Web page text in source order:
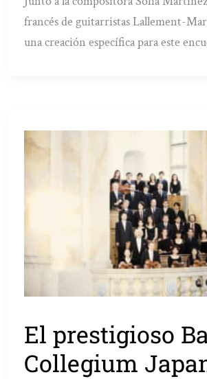
francés de guitarristas Lallement-
una creación específica para este
El prestigioso
Collegium